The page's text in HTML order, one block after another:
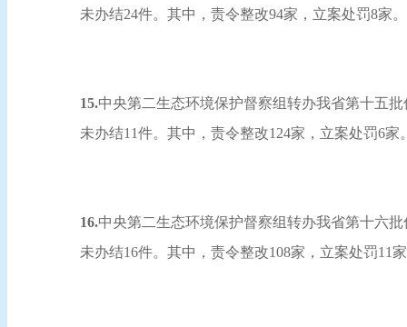
未办结24件。其中，责令整改94家，立案处罚8家
15.中央第二生态环境保护督察组转办我省第十五
未办结11件。其中，责令整改124家，立案处罚6家
16.中央第二生态环境保护督察组转办我省第十六
未办结16件。其中，责令整改108家，立案处罚11